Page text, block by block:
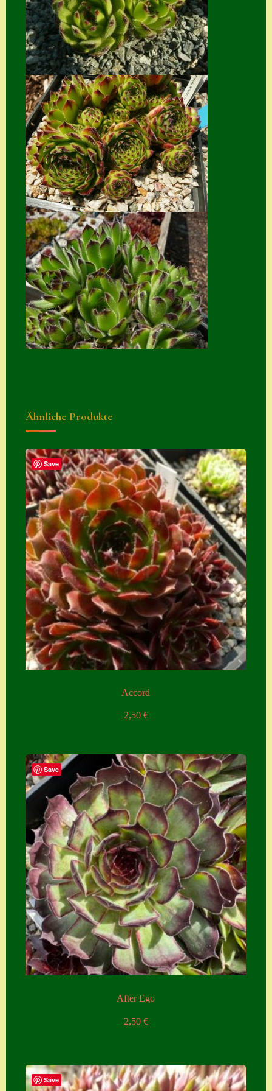
Suche
Sue Thomas
Translator
Versand
Versand von
Semps
Warenkorb
Warenkorb
Widerrufsbelehru
ng
Zahlung
Zahlungs- &
Versandinfos
Zubehör
Zubehör
Ähnliche Produkte
Save
Accord
2,50 €
Save
After Ego
2,50 €
Save